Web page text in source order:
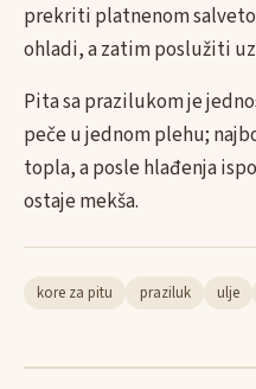
prekriti platnenom
ohladi, a zatim poslužiti
Pita sa prazilukom je
peče u jednom plehu;
topla, a posle hlađenja
ostaje mekša.
kore za pitu praziluk ulje